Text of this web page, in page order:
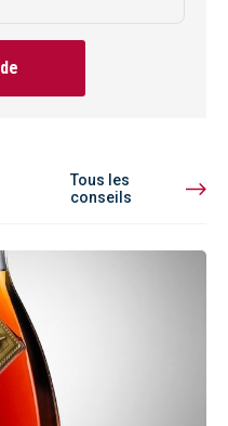
Tous les
conseils